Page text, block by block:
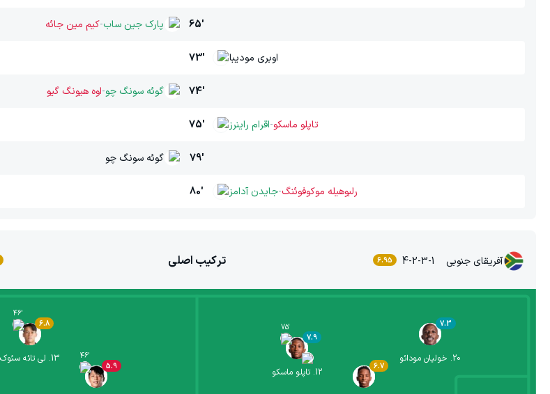
65' پارک جین ساب-کیم مین جائه
73' اوبری مودیبا
74' گوئه سونگ چو-اوه هیونگ گیو
75' اقرام راینرز-تاپلو ماسکو
79' گوئه سونگ چو
80' جایدن آدامز-رلبوهیله موکوفوئنگ
ترکیب اصلی آفریقای جنوبی 4-2-3-1
6.95
20
. خولیان مودائو
7.3
6.7
12
.تاپلو ماسکو
7.9
75'
13
. لی تائه سئوک
6.8
46'
5.9
46'